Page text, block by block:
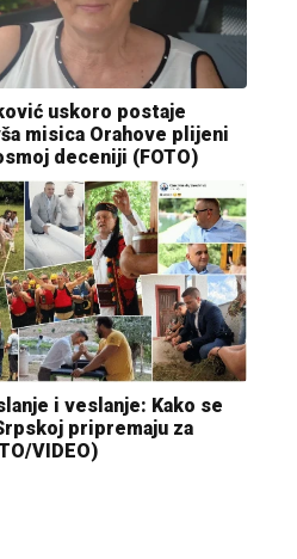
uskoro postaje
misica Orahove plijeni
deceniji (FOTO)
i veslanje: Kako se
pripremaju za
VIDEO)